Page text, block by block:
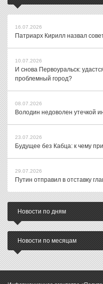
16.07.2026
Патриарх Кирилл назвал
10.07.2026
И снова Первоуральск:
проблемный город?
08.07.2026
Володин недоволен утечкой
23.07.2026
Будущее без Кабца: к чему
29.07.2026
Путин отправил в отставку
Новости по дням
Новости по месяцам